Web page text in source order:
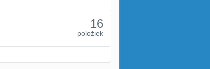
16
položiek